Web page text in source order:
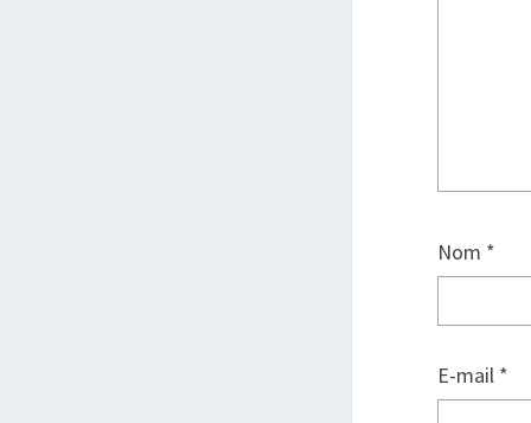
Nom *
E-mail *